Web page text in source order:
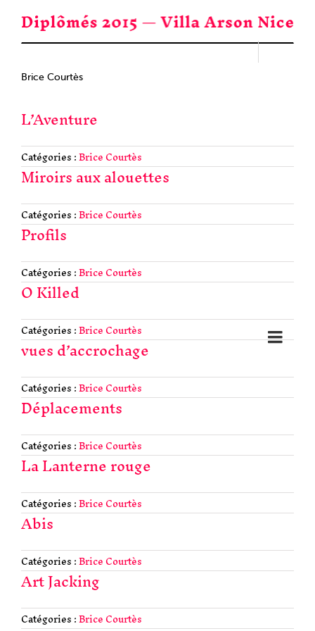
Brice Courtès
L’Aventure
Catégories :Brice Courtès
Miroirs aux alouettes
Catégories :Brice Courtès
Profils
Catégories :Brice Courtès
O Killed
Catégories :Brice Courtès
vues d’accrochage
Catégories :Brice Courtès
Déplacements
Catégories :Brice Courtès
La Lanterne rouge
Catégories :Brice Courtès
Abis
Catégories :Brice Courtès
Art Jacking
Catégories :Brice Courtès